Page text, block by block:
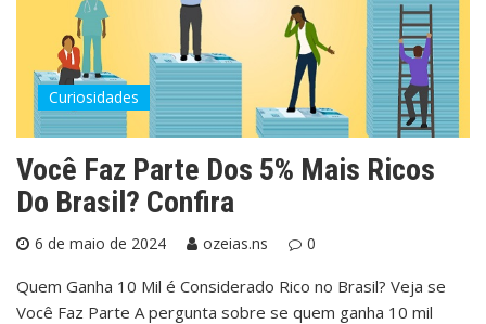
Curiosidades
Você Faz Parte Dos 5% Mais Ricos
Do Brasil? Confira
6 de maio de 2024 ozeias.ns 0
Quem Ganha 10 Mil é Considerado Rico no Brasil? Veja se
Você Faz Parte A pergunta sobre se quem ganha 10 mil